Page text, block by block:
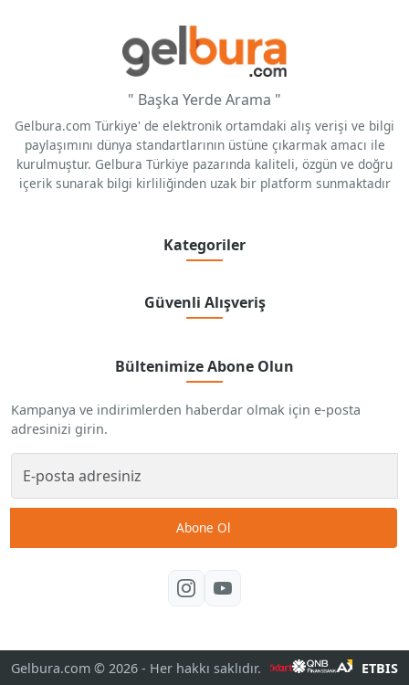
" Başka Yerde Arama "
Gelbura.com Türkiye' de elektronik ortamdaki alış verişi ve bilgi
paylaşımını dünya standartlarının üstüne çıkarmak amacı ile
kurulmuştur. Gelbura Türkiye pazarında kaliteli, özgün ve doğru
içerik sunarak bilgi kirliliğinden uzak bir platform sunmaktadır
Kategoriler
Güvenli Alışveriş
Bültenimize Abone Olun
Kampanya ve indirimlerden haberdar olmak için e-posta
adresinizi girin.
Abone Ol
Gelbura.com © 2026 - Her hakkı saklıdır. ETBIS